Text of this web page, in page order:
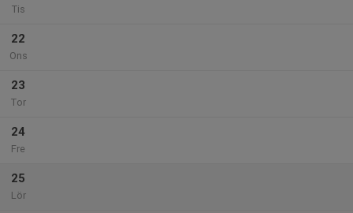
Tis
22
Ons
23
Tor
24
Fre
25
Lör